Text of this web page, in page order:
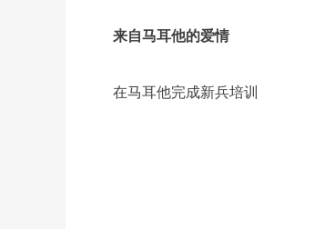
来自马耳他的爱情
在马耳他完成新兵培训